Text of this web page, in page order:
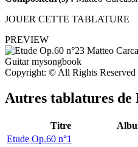
JOUER CETTE TABLATURE
PREVIEW
Copyright: © All Rights Reserved
Autres tablatures de
Titre
Etude Op.60 n°1